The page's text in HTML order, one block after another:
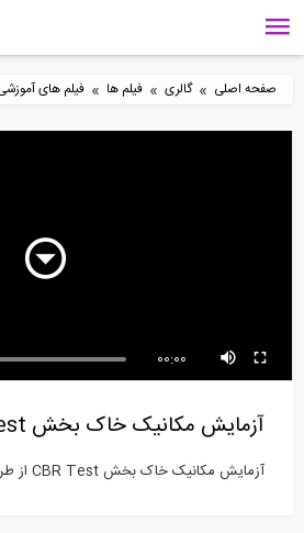
صفحه اصلی » گالری » فیلم ها » فیلم های آموزشی
مسیرهای اعمال بار! رایج
ترین علل بروز...
93:13
اعضای فولادی-...
4:45
آکس مشترک با...
00:00
آزمایش مکانیک خاک بخش CBR Test
آزمایش مکانیک خاک بخش CBR Test از طرف گروه 808